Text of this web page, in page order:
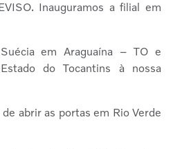
Inauguramos a filial em
em Araguaína – TO e
do Tocantins à nossa
abrir as portas em Rio Verde